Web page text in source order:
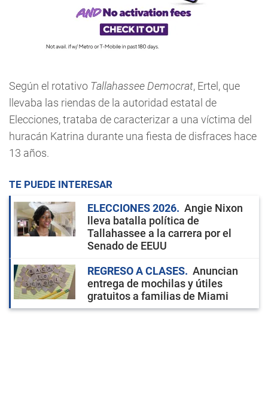
Según el rotativo Tallahassee Democrat, Ertel, que
llevaba las riendas de la autoridad estatal de
Elecciones, trataba de caracterizar a una víctima del
huracán Katrina durante una fiesta de disfraces hace
13 años.
TE PUEDE INTERESAR
ELECCIONES 2026
Angie Nixon
lleva batalla política de
Tallahassee a la carrera por el
Senado de EEUU
REGRESO A CLASES
Anuncian
entrega de mochilas y útiles
gratuitos a familias de Miami